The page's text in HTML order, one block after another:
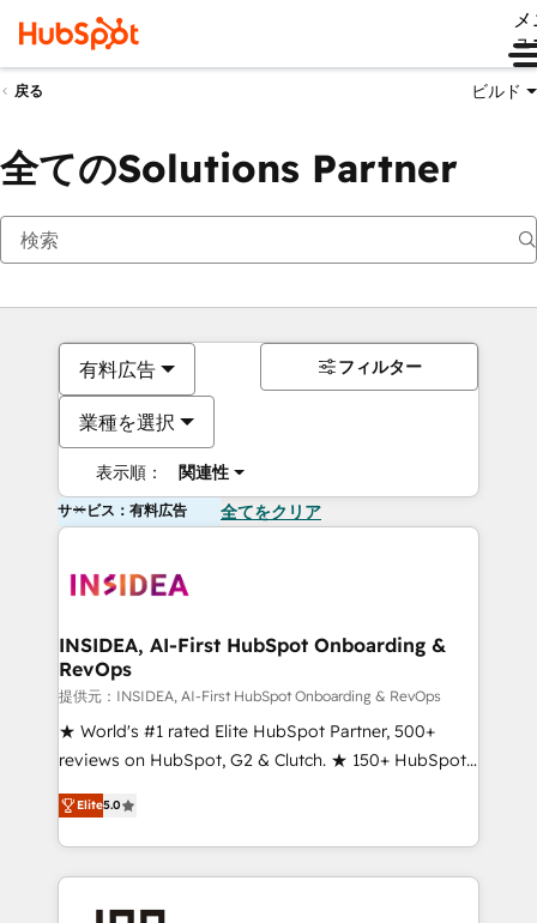
ュ
戻る ビルド
全てのSolutions Partner
有料広告
業種を選択
表示順： 関連性
フィルター
サービス：有料広告 全てをクリア
INSIDEA, AI-First HubSpot Onboarding &
RevOps
提供元：INSIDEA, AI-First HubSpot Onboarding & RevOps
★ World's #1 rated Elite HubSpot Partner, 500+
reviews on HubSpot, G2 & Clutch. ★ 150+ HubSpot
Certified Experts & Trainers across the team ★
1,500+ implementations across five continents ★ AI-
First, RevOps-led, Onboarding obsessed ★
Company of the Year 2024/25 INSIDEA helps
Elite5.0